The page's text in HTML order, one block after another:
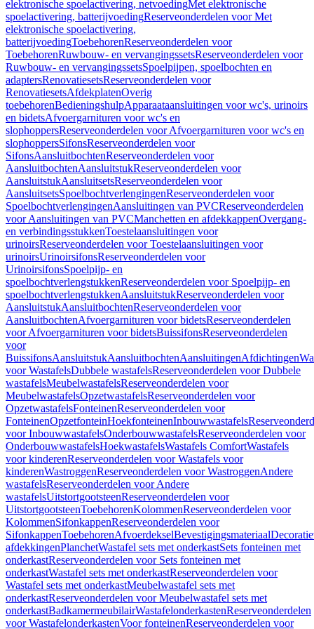
elektronische spoelactivering, netvoedingMet elektronische
spoelactivering, batterijvoedingReserveonderdelen voor Met
elektronische spoelactivering,
batterijvoedingToebehorenReserveonderdelen voor
ToebehorenRuwbouw- en vervangingssetsReserveonderdelen voor
Ruwbouw- en vervangingssetsSpoelpijpen, spoelbochten en
adaptersRenovatiesetsReserveonderdelen voor
RenovatiesetsAfdekplatenOverig
toebehorenBedieningshulpApparaataansluitingen voor wc's, urinoirs
en bidetsAfvoergarnituren voor wc's en
slophoppersReserveonderdelen voor Afvoergarnituren voor wc's en
slophoppersSifonsReserveonderdelen voor
SifonsAansluitbochtenReserveonderdelen voor
AansluitbochtenAansluitstukReserveonderdelen voor
AansluitstukAansluitsetsReserveonderdelen voor
AansluitsetsSpoelbochtverlengingenReserveonderdelen voor
SpoelbochtverlengingenAansluitingen van PVCReserveonderdelen
voor Aansluitingen van PVCManchetten en afdekkappenOvergang-
en verbindingsstukkenToestelaansluitingen voor
urinoirsReserveonderdelen voor Toestelaansluitingen voor
urinoirsUrinoirsifonsReserveonderdelen voor
UrinoirsifonsSpoelpijp- en
spoelbochtverlengstukkenReserveonderdelen voor Spoelpijp- en
spoelbochtverlengstukkenAansluitstukReserveonderdelen voor
AansluitstukAansluitbochtenReserveonderdelen voor
AansluitbochtenAfvoergarnituren voor bidetsReserveonderdelen
voor Afvoergarnituren voor bidetsBuissifonsReserveonderdelen
voor
BuissifonsAansluitstukAansluitbochtenAansluitingenAfdichtingen
voor WastafelsDubbele wastafelsReserveonderdelen voor Dubbele
wastafelsMeubelwastafelsReserveonderdelen voor
MeubelwastafelsOpzetwastafelsReserveonderdelen voor
OpzetwastafelsFonteinenReserveonderdelen voor
FonteinenOpzetfonteinHoekfonteinenInbouwwastafels
voor InbouwwastafelsOnderbouwwastafelsReserveonderdelen voor
OnderbouwwastafelsHoekwastafelsWastafels ComfortWastafels
voor kinderenReserveonderdelen voor Wastafels voor
kinderenWastroggenReserveonderdelen voor WastroggenAndere
wastafelsReserveonderdelen voor Andere
wastafelsUitstortgootsteenReserveonderdelen voor
UitstortgootsteenToebehorenKolommenReserveonderdelen voor
KolommenSifonkappenReserveonderdelen voor
SifonkappenToebehorenAfvoerdekselBevestigingsmateriaal
afdekkingenPlanchetWastafel sets met onderkastSets fonteinen met
onderkastReserveonderdelen voor Sets fonteinen met
onderkastWastafel sets met onderkastReserveonderdelen voor
Wastafel sets met onderkastMeubelwastafel sets met
onderkastReserveonderdelen voor Meubelwastafel sets met
onderkastBadkamermeubilairWastafelonderkastenReserveonderdelen
voor WastafelonderkastenVoor fonteinenReserveonderdelen voor